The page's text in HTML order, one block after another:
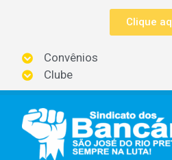
Clique
Convênios
Clube